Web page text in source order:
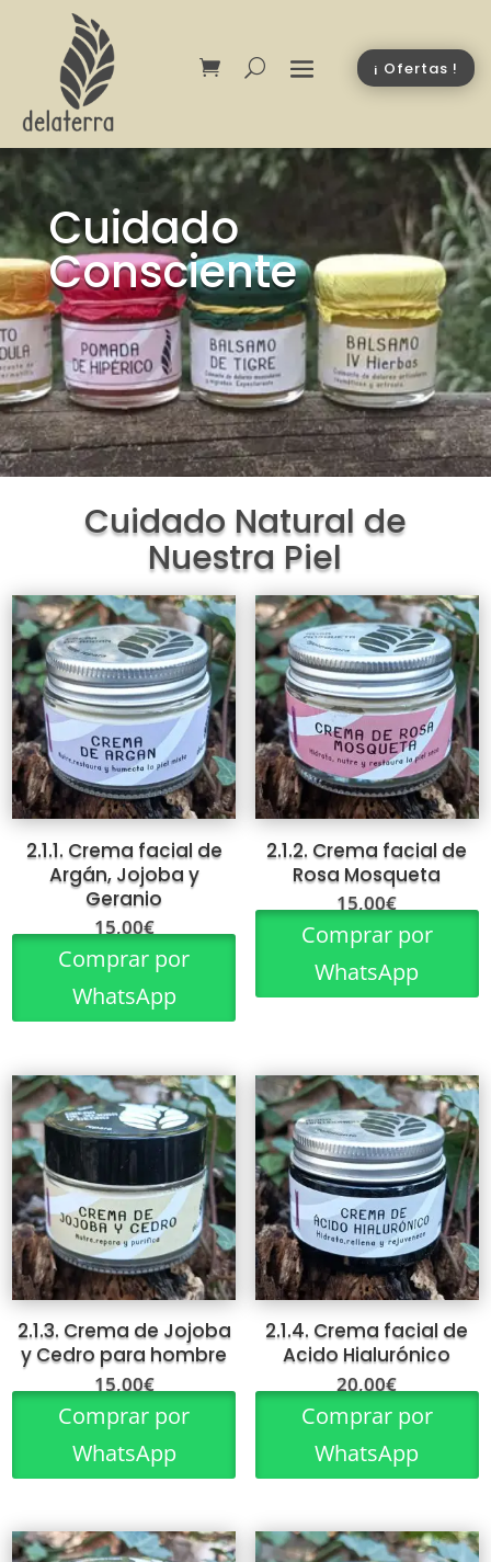
¡ Ofertas !
Cuidado
Consciente
Cuidado Natural de
Nuestra Piel
2.1.1. Crema facial de
Argán, Jojoba y
Geranio
15,00€
Comprar por
WhatsApp
2.1.2. Crema facial de
Rosa Mosqueta
15,00€
Comprar por
WhatsApp
2.1.3. Crema de Jojoba
y Cedro para hombre
15,00€
Comprar por
WhatsApp
2.1.4. Crema facial de
Acido Hialurónico
20,00€
Comprar por
WhatsApp